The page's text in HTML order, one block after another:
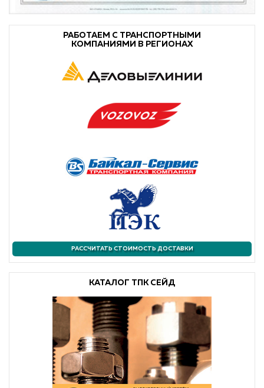
РАБОТАЕМ С ТРАНСПОРТНЫМИ
КОМПАНИЯМИ В РЕГИОНАХ
РАССЧИТАТЬ СТОИМОСТЬ ДОСТАВКИ
КАТАЛОГ ТПК СЕЙД